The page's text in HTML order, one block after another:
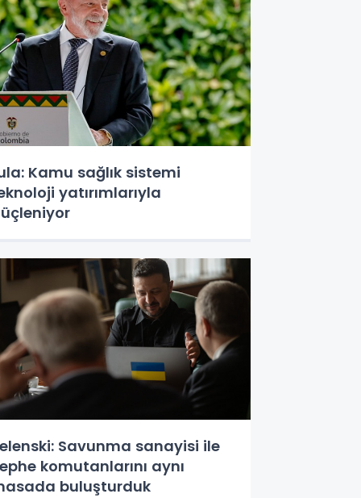
Kamu sağlık sistemi
yatırımlarıyla
Savunma sanayisi ile
komutanlarını aynı
buluşturduk